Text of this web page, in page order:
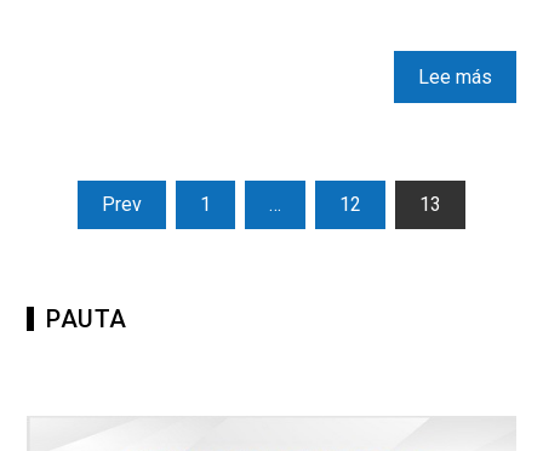
Lee más
Prev 1 … 12 13
PAUTA